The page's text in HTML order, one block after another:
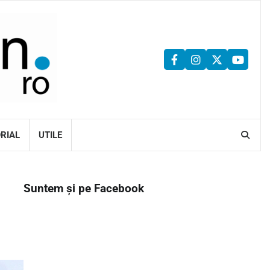
facebookinstagram
twitter
UTILE
Suntem și pe Facebook